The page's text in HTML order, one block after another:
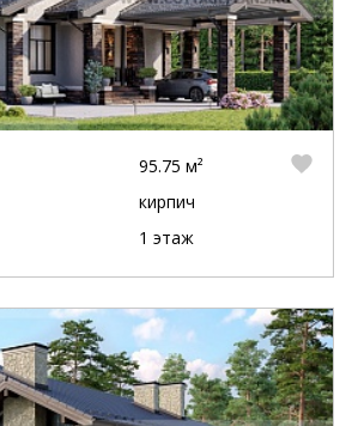
95.75 м²
кирпич
1 этаж